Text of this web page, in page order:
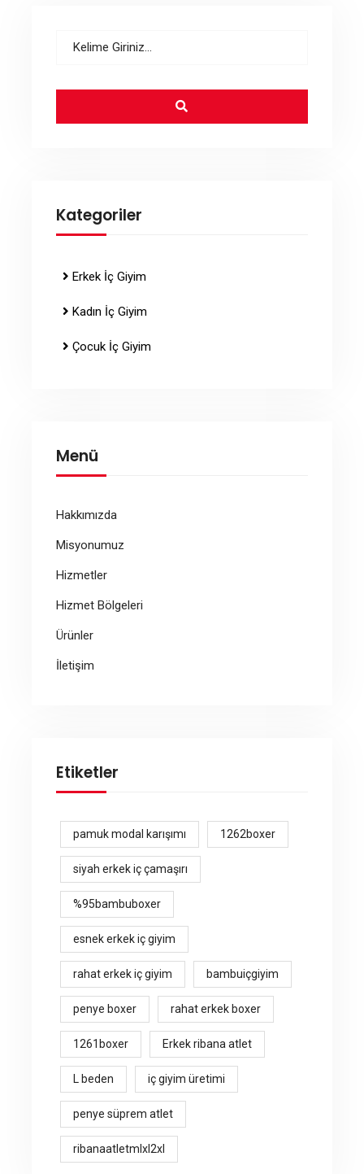
Kategoriler
Erkek İç Giyim
Kadın İç Giyim
Çocuk İç Giyim
Menü
Hakkımızda
Misyonumuz
Hizmetler
Hizmet Bölgeleri
Ürünler
İletişim
Etiketler
pamuk modal karışımı 1262boxer
siyah erkek iç çamaşırı
%95bambuboxer
esnek erkek iç giyim
rahat erkek iç giyim bambuiçgiyim
penye boxer rahat erkek boxer
1261boxer Erkek ribana atlet
L beden iç giyim üretimi
penye süprem atlet
ribanaatletmlxl2xl